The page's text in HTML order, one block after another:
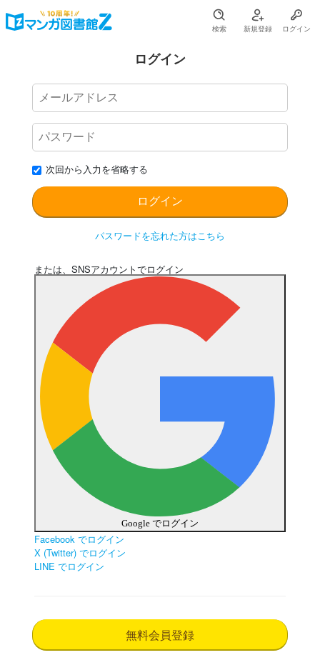
検索 新規登録 ログイン
ログイン
次回から入力を省略する
パスワードを忘れた方はこちら
または、SNSアカウントでログイン
Google でログイン
Facebook でログイン
X (Twitter) でログイン
LINE でログイン
無料会員登録